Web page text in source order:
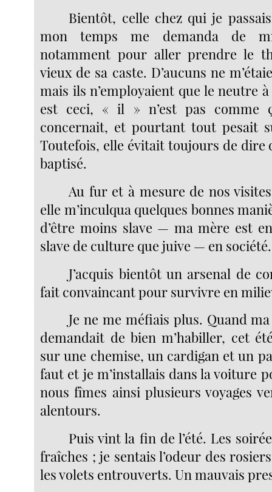
Bientôt, celle chez qui je
mon temps me demanda de
notamment pour aller prendre le
vieux de sa caste. D’aucuns ne
mais ils n’employaient que le neutre
est ceci, « il » n’est pas comme
concernait, et pourtant tout pesait
Toutefois, elle évitait toujours de dire
baptisé.
Au fur et à mesure de nos
elle m’inculqua quelques bonnes
d’être moins slave — ma mère est
slave de culture que juive — en société.
J’acquis bientôt un arsenal de
fait convaincant pour survivre en
Je ne me méfiais plus. Quand
demandait de bien m’habiller, cet
sur une chemise, un cardigan et un
faut et je m’installais dans la voiture
nous fîmes ainsi plusieurs voyages
alentours.
Puis vint la fin de l’été. Les
fraîches ; je sentais l’odeur des
les volets entrouverts. Un mauvais